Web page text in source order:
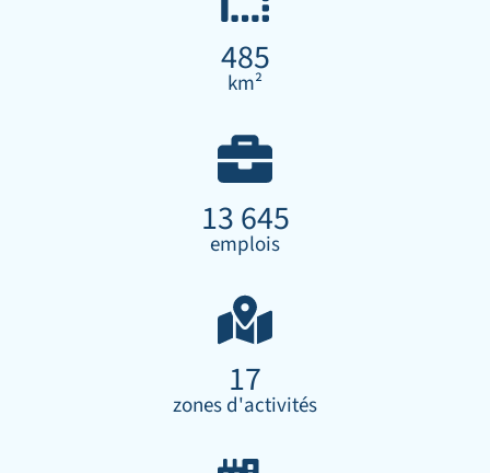
km²
485
emplois
13 645
zones d'activités
17